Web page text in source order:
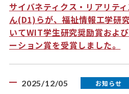
サイバネティクス・リアリテ
ん(D1)らが、福祉情報工学研
いてWIT学生研究奨励賞およ
ーション賞を受賞しました。
2025/12/05 お知らせ